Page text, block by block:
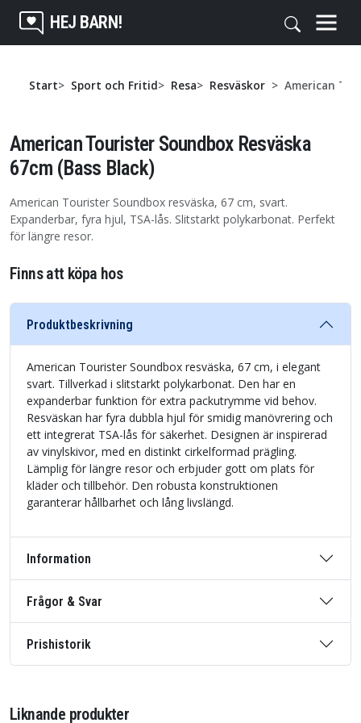
HEJ BARN!
Start Sport och Fritid Resa Resväskor American
American Tourister Soundbox Resväska
67cm (Bass Black)
American Tourister Soundbox resväska, 67 cm, svart.
Expanderbar, fyra hjul, TSA-lås. Slitstarkt polykarbonat. Perfekt
för längre resor.
Finns att köpa hos
Produktbeskrivning
American Tourister Soundbox resväska, 67 cm, i elegant
svart. Tillverkad i slitstarkt polykarbonat. Den har en
expanderbar funktion för extra packutrymme vid behov.
Resväskan har fyra dubbla hjul för smidig manövrering och
ett integrerat TSA-lås för säkerhet. Designen är inspirerad
av vinylskivor, med en distinkt cirkelformad prägling.
Lämplig för längre resor och erbjuder gott om plats för
kläder och tillbehör. Den robusta konstruktionen
garanterar hållbarhet och lång livslängd.
Information
Frågor & Svar
Prishistorik
Liknande produkter